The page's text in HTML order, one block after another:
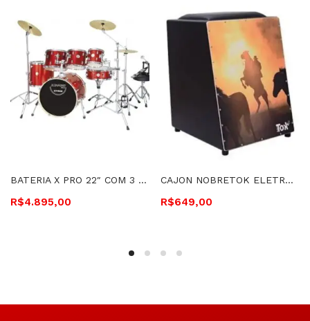
BATERIA X PRO 22″ COM 3 TONS STAGE PRO VINHO – BAT 122/3 STG VINHO
R$4.895,00
CAJON NOBRETOK ELETROACÚSTICO COWBOY COM BONGÔ EMBUTIDO – COWBOY – TOK 223
R$649,00